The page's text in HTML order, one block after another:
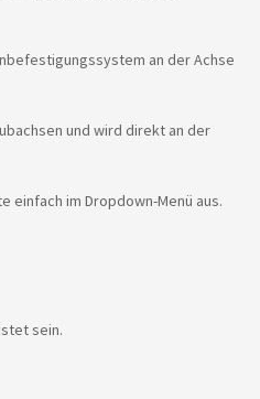
an der Achse
und wird direkt an der
einfach im Dropdown-Menü aus.
sein.